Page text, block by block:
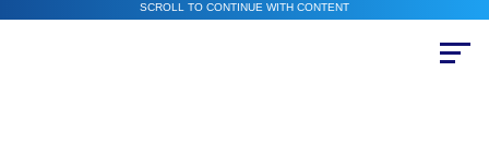
SCROLL TO CONTINUE WITH CONTENT